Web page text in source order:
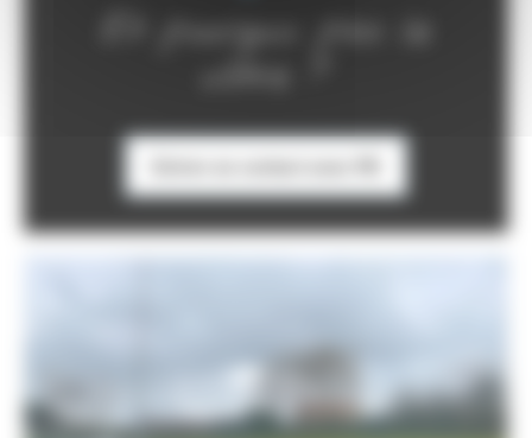
Et pourquoi pas le